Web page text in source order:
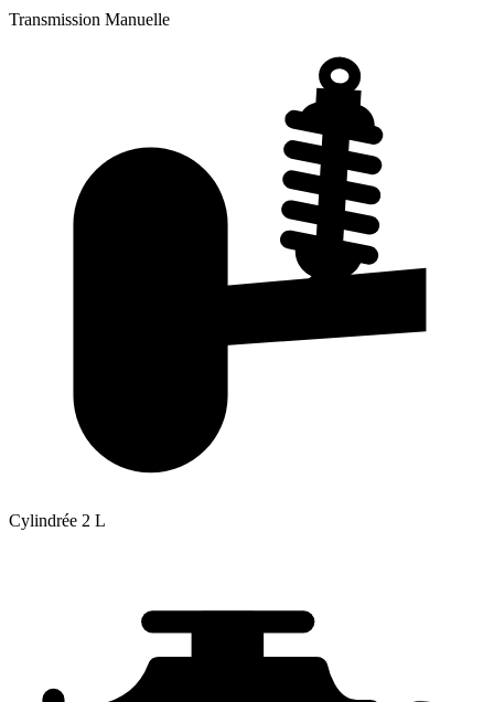
Transmission Manuelle
Cylindrée 2 L